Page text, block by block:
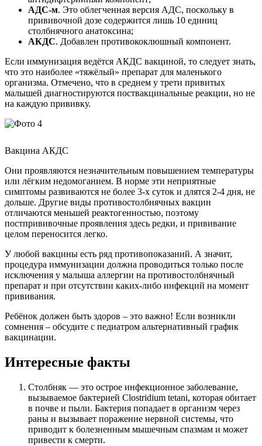
АДС-м. Это облегченная версия АДС, поскольку в
прививочной дозе содержится лишь 10 единиц
столбнячного анатоксина;
АКДС. Добавлен противококлюшный компонент.
Если иммунизация ведётся АКДС вакциной, то следует знать,
что это наиболее «тяжёлый» препарат для маленького
организма. Отмечено, что в среднем у трети привитых
малышей диагностируются поствакцинальные реакции, но не
на каждую прививку.
Вакцина АКДС
Они проявляются незначительным повышением температуры
или лёгким недомоганием. В норме эти неприятные
симптомы развиваются не более 3-х суток и длятся 2-4 дня, не
дольше. Другие виды противостолбнячных вакцин
отличаются меньшей реактогенностью, поэтому
постпрививочные проявления здесь редки, и прививание
целом переносится легко.
У любой вакцины есть ряд противопоказаний. А значит,
процедура иммунизации должна проводиться только после
исключения у малыша аллергии на противостолбнячный
препарат и при отсутствии каких-либо инфекций на момент
прививания.
Ребёнок должен быть здоров – это важно! Если возникли
сомнения – обсудите с педиатром альтернативный график
вакцинации.
Интересные факты
Столбняк — это острое инфекционное заболевание,
вызываемое бактерией Clostridium tetani, которая обитает
в почве и пыли. Бактерия попадает в организм через
раны и вызывает поражение нервной системы, что
приводит к болезненным мышечным спазмам и может
привести к смерти.